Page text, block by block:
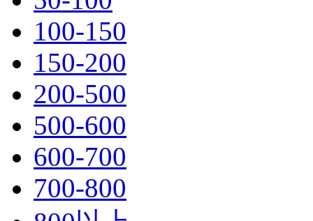
100-150
150-200
200-500
500-600
600-700
700-800